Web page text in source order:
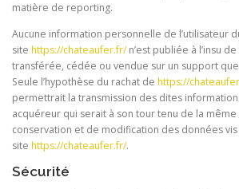
matière de reporting.
Aucune information personnelle de l’utilisateur
site https://chateaufer.fr/n’est publiée à l’insu
transférée, cédée ou vendue sur un support
Seule l’hypothèse du rachat de https://
permettrait la transmission des dites
acquéreur qui serait à son tour tenu de la
conservation et de modification des données vis
site https://chateaufer.fr/.
Sécurité